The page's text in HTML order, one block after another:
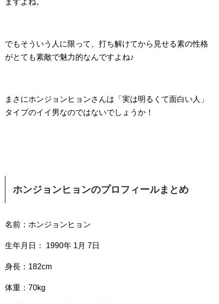
ますよね。
でもそういう人に限って、打ち解けてから見せる素の性格
がとても素敵で魅力的なんですよね♪
まさにホンジョンヒョンさんは「実は明るくて面白い人」
タイプのイイ男なのではないでしょうか！
ホンジョンヒョンのプロフィールまとめ
名前：ホンジョンヒョン
生年月日： 1990年 1月 7日
身長：182cm
体重：70kg